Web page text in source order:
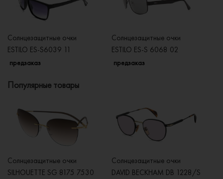
Солнцезащитные очки
ESTILO ES-S6039 11
предзаказ
Солнцезащитные очки
ESTILO ES-S 6068 02
предзаказ
Популярные товары
Солнцезащитные очки
SILHOUETTE SG 8175 7530
Солнцезащитные очки
DAVID BECKHAM DB 1228/S